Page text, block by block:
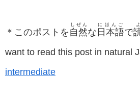
＊このポストを 自然
しぜん
な 日本語
にほんご
で
よ
want to read this post in natural
intermediate